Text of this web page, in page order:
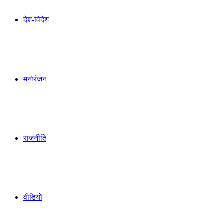
देश-विदेश
मनोरंजन
राजनीति
वीडियो